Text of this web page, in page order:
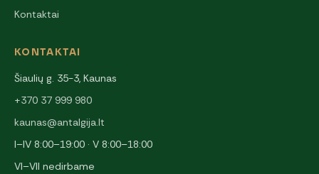
Kontaktai
KONTAKTAI
Šiaulių g. 35-3, Kaunas
+370 37 999 980
kaunas@antalgija.lt
I–IV 8:00–19:00 · V 8:00–18:00
VI–VII nedirbame